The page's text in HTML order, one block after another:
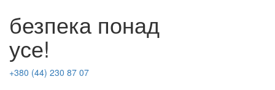
безпека понад
усе!
+380 (44) 230 87 07